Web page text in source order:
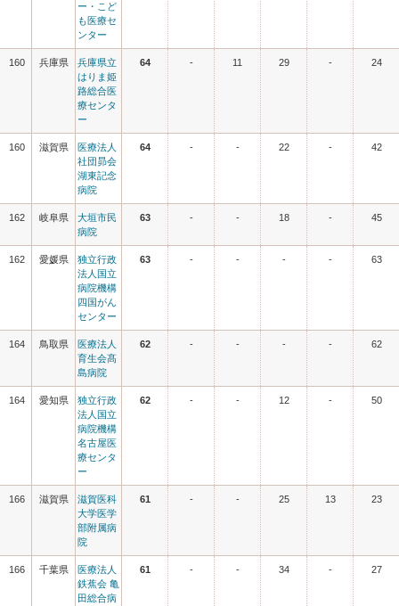
ー・こど
も医療セ
ンター
160 兵庫県
兵庫県立
はりま姫
路総合医
療センタ
ー
64 - 11 29 - 24
160 滋賀県
医療法人
社団昴会
湖東記念
病院
64 - - 22 - 42
162 岐阜県
大垣市民
病院
63 - - 18 - 45
162 愛媛県
独立行政
法人国立
病院機構
四国がん
センター
63 - - - - 63
164 鳥取県
医療法人
育生会髙
島病院
62 - - - - 62
164 愛知県
独立行政
法人国立
病院機構
名古屋医
療センタ
ー
62 - - 12 - 50
166 滋賀県
滋賀医科
大学医学
部附属病
院
61 - - 25 13 23
166 千葉県
医療法人
鉄蕉会 亀
田総合病
61 - - 34 - 27